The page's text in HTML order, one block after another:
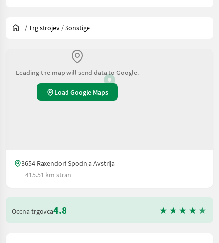
/Trg strojev /Sonstige
Loading the map will send data to Google.
Load Google Maps
3654 Raxendorf Spodnja Avstrija
415.51 km stran
Ocena trgovca4.8